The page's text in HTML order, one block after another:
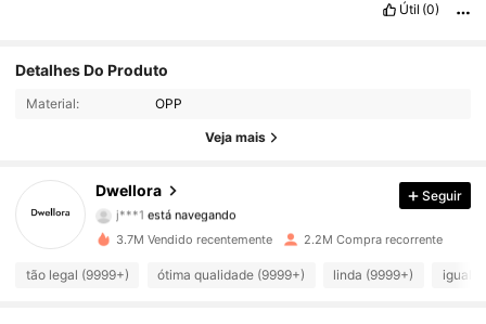
Útil (0)
Detalhes Do Produto
Material: OPP
Veja mais
Dwellora
4,87 92K Seguidores
j***1 está navegando
92K Seguidores
4,87 92K Seguidores
Seguir
3.7M Vendido recentemente 2.2M Compra recorrente
tão legal (9999+) ótima qualidade (9999+) linda (9999+) igual a